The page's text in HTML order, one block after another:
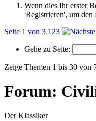
Wenn dies Ihr erster
'Registrieren', um den
Seite 1 von 3 1 23
Gehe zu Seite:
Zeige Themen 1 bis 30 von
Forum:
Der Klassiker